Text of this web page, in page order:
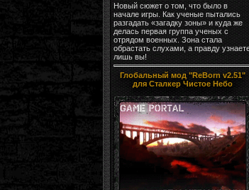
Новый сюжет о том, что было в
начале игры. Как ученые пытались
разгадать «загадку зоны» и куда же
делась первая группа ученых с
отрядом военных. Зона стала
обрастать слухами, а правду
лишь вы!
Глобальный мод "ReBorn v2.51"
для Сталкер Чистое Небо